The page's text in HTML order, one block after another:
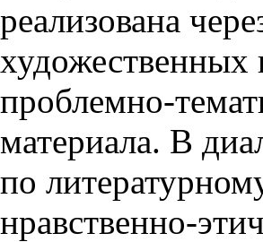
реализована
художественных
проблемно-
материала. В
по
нравственно-